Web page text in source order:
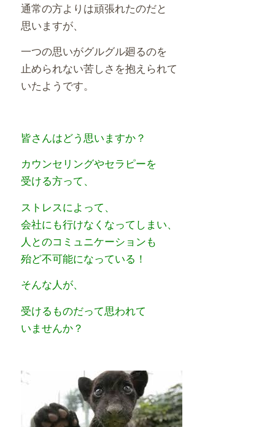
通常の方よりは頑張れたのだと
思いますが、
一つの思いがグルグル廻るのを
止められない苦しさを抱えられて
いたようです。
皆さんはどう思いますか？
カウンセリングやセラピーを
受ける方って、
ストレスによって、
会社にも行けなくなってしまい、
人とのコミュニケーションも
殆ど不可能になっている！
そんな人が、
受けるものだって思われて
いませんか？